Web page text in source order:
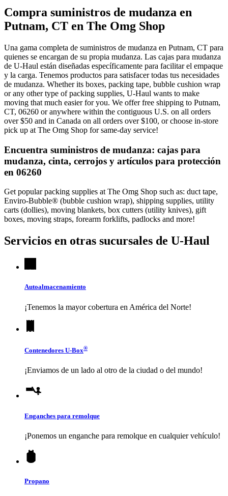
Compra suministros de mudanza en
Putnam, CT en The Omg Shop
Una gama completa de suministros de mudanza en Putnam, CT para
quienes se encargan de su propia mudanza. Las cajas para mudanza
de U-Haul están diseñadas específicamente para facilitar el empaque
y la carga. Tenemos productos para satisfacer todas tus necesidades
de mudanza. Whether its boxes, packing tape, bubble cushion wrap
or any other type of packing supplies, U-Haul wants to make
moving that much easier for you. We offer free shipping to Putnam,
CT, 06260 or anywhere within the contiguous U.S. on all orders
over $50 and in Canada on all orders over $100, or choose in-store
pick up at The Omg Shop for same-day service!
Encuentra suministros de mudanza: cajas para
mudanza, cinta, cerrojos y artículos para protección
en 06260
Get popular packing supplies at The Omg Shop such as: duct tape,
Enviro-Bubble® (bubble cushion wrap), shipping supplies, utility
carts (dollies), moving blankets, box cutters (utility knives), gift
boxes, moving straps, forearm forklifts, padlocks and more!
Servicios en otras sucursales de U-Haul
Autoalmacenamiento
¡Tenemos la mayor cobertura en América del Norte!
Contenedores U-Box®
¡Enviamos de un lado al otro de la ciudad o del mundo!
Enganches para remolque
¡Ponemos un enganche para remolque en cualquier vehículo!
Propano